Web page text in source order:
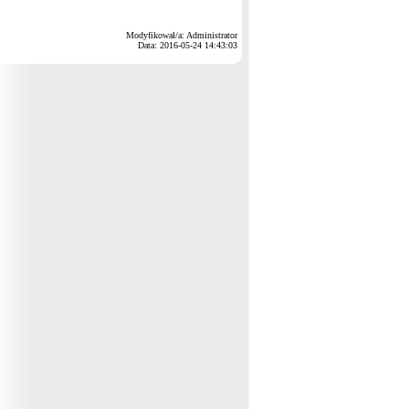
Modyfikował/a: Administrator
Data: 2016-05-24 14:43:03